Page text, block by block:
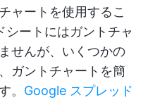
ャートを使用するこ
シートにはガントチャ
せんが、いくつかの
ガントチャートを簡
。 Google スプレッド